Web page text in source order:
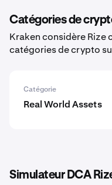
Catégories de
Kraken considère Rize
catégories de crypto
Catégorie
Real World Assets
Simulateur DCA